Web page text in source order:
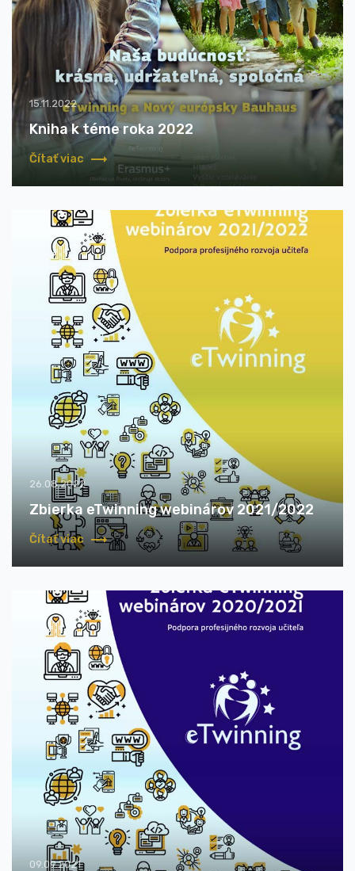
15.11.2022
Kniha k téme roka 2022
Čítať viac
26.08.2022
Zbierka eTwinning webinárov 2021/2022
Čítať viac
09.09.2021